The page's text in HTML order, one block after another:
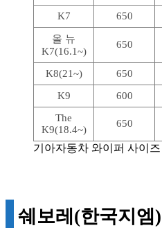
K7 650
올 뉴
K7(16.1~)
650
K8(21~) 650
K9
600
The
K9(18.4~)
650
기아자동차 와이퍼 사이즈
쉐보레(한국지엠